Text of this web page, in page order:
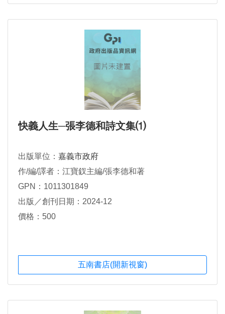
快義人生─張李德和詩文集⑴
出版單位： 嘉義市政府
作/編/譯者：江寶釵主編/張李德和著
GPN：1011301849
出版／創刊日期：2024-12
價格：500
五南書店(開新視窗)